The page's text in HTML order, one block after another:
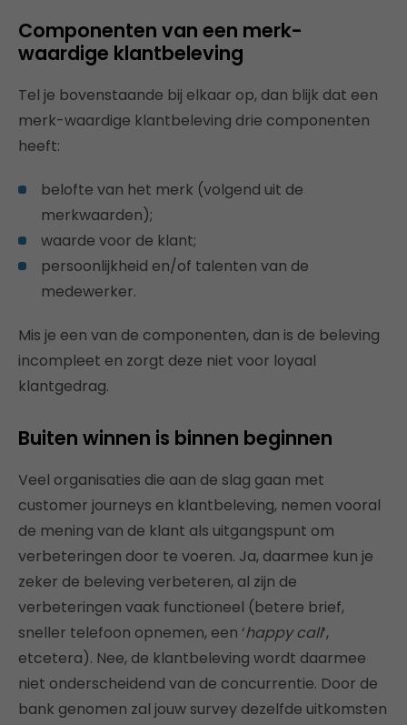
Componenten van een merk-
waardige klantbeleving
Tel je bovenstaande bij elkaar op, dan blijk dat een
merk-waardige klantbeleving drie componenten
heeft:
belofte van het merk (volgend uit de
merkwaarden);
waarde voor de klant;
persoonlijkheid en/of talenten van de
medewerker.
Mis je een van de componenten, dan is de beleving
incompleet en zorgt deze niet voor loyaal
klantgedrag.
Buiten winnen is binnen beginnen
Veel organisaties die aan de slag gaan met
customer journeys en klantbeleving, nemen vooral
de mening van de klant als uitgangspunt om
verbeteringen door te voeren. Ja, daarmee kun je
zeker de beleving verbeteren, al zijn de
verbeteringen vaak functioneel (betere brief,
sneller telefoon opnemen, een ‘happy call‘,
etcetera). Nee, de klantbeleving wordt daarmee
niet onderscheidend van de concurrentie. Door de
bank genomen zal jouw survey dezelfde uitkomsten